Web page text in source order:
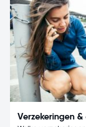
Verzekeringen